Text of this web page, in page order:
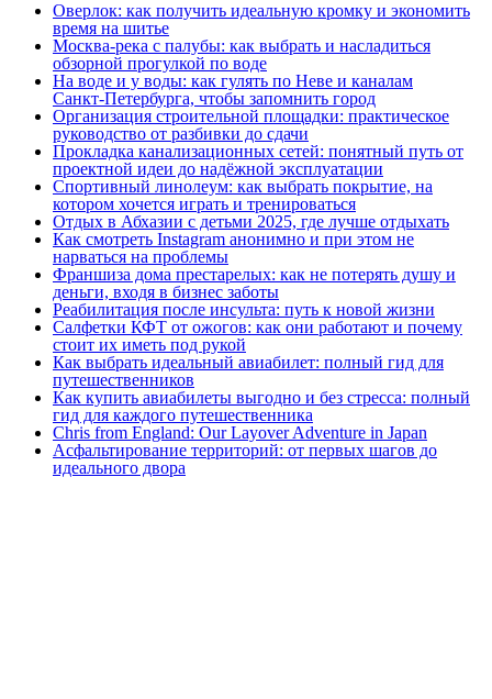
Оверлок: как получить идеальную кромку и экономить
время на шитье
Москва‑река с палубы: как выбрать и насладиться
обзорной прогулкой по воде
На воде и у воды: как гулять по Неве и каналам
Санкт‑Петербурга, чтобы запомнить город
Организация строительной площадки: практическое
руководство от разбивки до сдачи
Прокладка канализационных сетей: понятный путь от
проектной идеи до надёжной эксплуатации
Спортивный линолеум: как выбрать покрытие, на
котором хочется играть и тренироваться
Отдых в Абхазии с детьми 2025, где лучше отдыхать
Как смотреть Instagram анонимно и при этом не
нарваться на проблемы
Франшиза дома престарелых: как не потерять душу и
деньги, входя в бизнес заботы
Реабилитация после инсульта: путь к новой жизни
Салфетки КФТ от ожогов: как они работают и почему
стоит их иметь под рукой
Как выбрать идеальный авиабилет: полный гид для
путешественников
Как купить авиабилеты выгодно и без стресса: полный
гид для каждого путешественника
Chris from England: Our Layover Adventure in Japan
Асфальтирование территорий: от первых шагов до
идеального двора